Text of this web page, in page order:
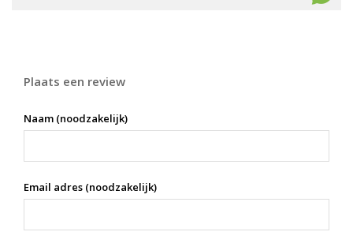
Plaats een review
Naam (noodzakelijk)
Email adres (noodzakelijk)